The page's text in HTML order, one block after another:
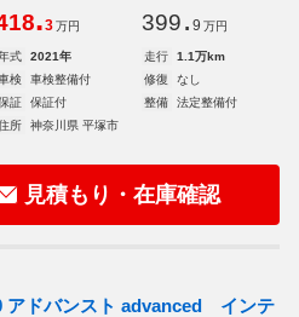
.3 万円 399. 9 万円
式 2021年 走行
1.1万km
検
車検整備付 修復
なし
証
保証付 整備
法定整備付
所
神奈川県 平塚市
見積もり・在庫確認
アドバンスト advanced インテ